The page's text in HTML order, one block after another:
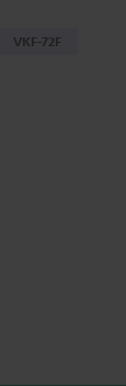
VKF-72F